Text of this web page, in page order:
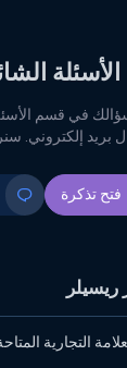
الأسئلة
في قسم
بريد
فتح تذكرة
التجارية